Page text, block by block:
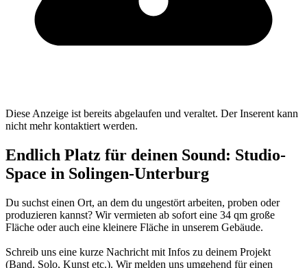
Diese Anzeige ist bereits abgelaufen und veraltet. Der Inserent kann
nicht mehr kontaktiert werden.
Endlich Platz für deinen Sound: Studio-
Space in Solingen-Unterburg
Du suchst einen Ort, an dem du ungestört arbeiten, proben oder
produzieren kannst? Wir vermieten ab sofort eine 34 qm große
Fläche oder auch eine kleinere Fläche in unserem Gebäude.
Schreib uns eine kurze Nachricht mit Infos zu deinem Projekt
(Band, Solo, Kunst etc.). Wir melden uns umgehend für einen